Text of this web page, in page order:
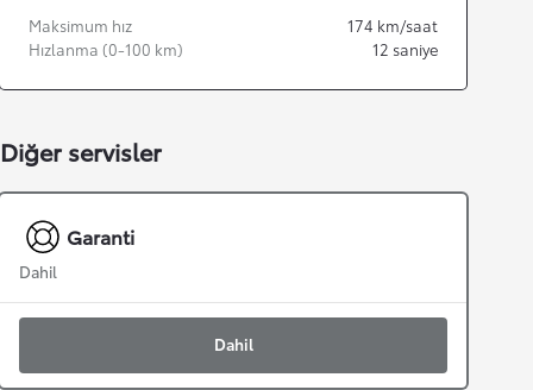
Maksimum hız 174 km/saat
Hızlanma (0-100 km)
12 saniye
Diğer servisler
Garanti
Dahil
Dahil